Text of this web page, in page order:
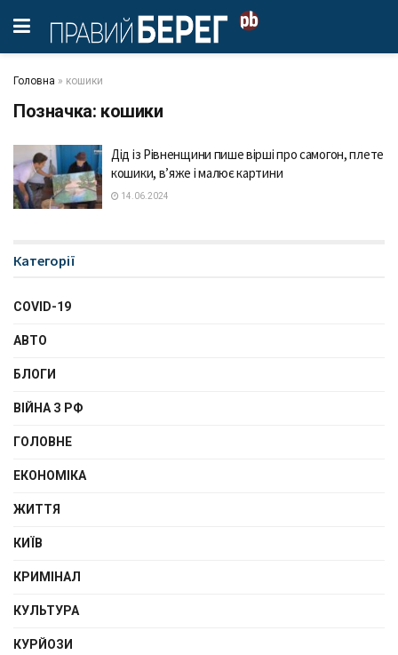
Головна » кошики
Позначка: кошики
Дід із Рівненщини пише вірші про самогон, плете
кошики, в’яже і малює картини
14.06.2024
Категорії
COVID-19
АВТО
БЛОГИ
ВІЙНА З РФ
ГОЛОВНЕ
ЕКОНОМІКА
ЖИТТЯ
КИЇВ
КРИМІНАЛ
КУЛЬТУРА
КУРЙОЗИ